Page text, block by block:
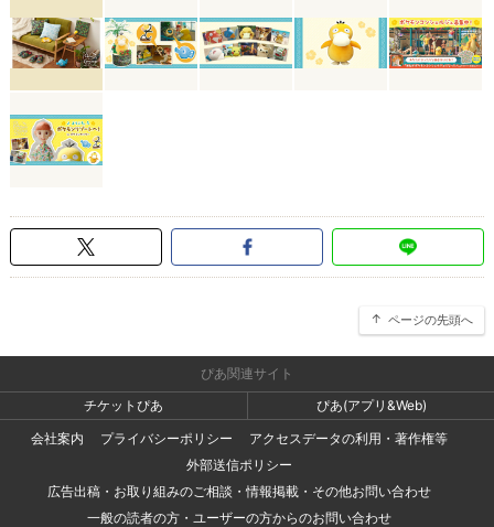
ページの先頭へ
ぴあ関連サイト
チケットぴあ
ぴあ(アプリ&Web)
会社案内
プライバシーポリシー
アクセスデータの利用・著作権等
外部送信ポリシー
広告出稿・お取り組みのご相談・情報掲載・その他お問い合わせ
一般の読者の方・ユーザーの方からのお問い合わせ